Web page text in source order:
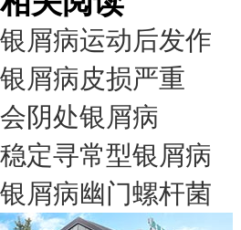
银屑病运动后发作
银屑病皮损严重
会阴处银屑病
稳定寻常型银屑病
银屑病幽门螺杆菌